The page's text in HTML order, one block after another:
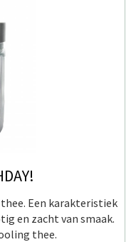
Een karakteristiek
en zacht van smaak.
thee.